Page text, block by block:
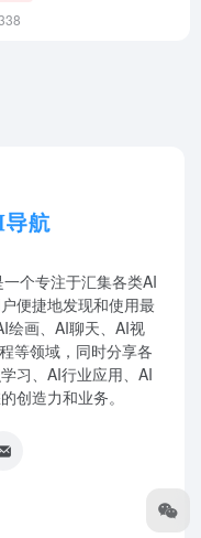
个专注于汇集各类AI
便捷地发现和使用最
绘画、AI聊天、AI视
等领域，同时分享各
习、AI行业应用、AI
创造力和业务。